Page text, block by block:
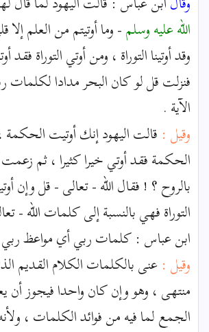
الله عليه وسلم- وما أوتيتم من العلم إلا
وقد أوتينا التوراة ، ومن أوتي التوراة فقد
فنزلت قل لو كان البحر مدادا لكلمات
الآية .
وقيل : قالت اليهود إنك أوتيت الحكمة
الحكمة فقد أوتي خيرا كثيرا ، ثم
بالروح ؟ ! فقال الله - تعالى - قل وإن
التوراة فهي بالنسبة إلى كلمات الله -
ابن عباس : كلمات ربي أي مواعظ
وقيل :عنى بالكلمات الكلام القديم
منتهى ، وهو وإن كان واحدا فيجوز أن
الجمع لما فيه من فوائد الكلمات ،